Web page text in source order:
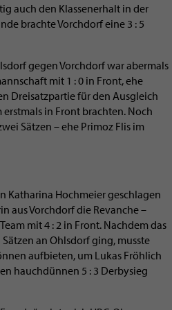
auch den Klassenerhalt in der
brachte Vorchdorf eine 3 : 5
gegen Vorchdorf war abermals
mit 1 : 0 in Front, ehe
Dreisatzpartie für den Ausgleich
in Front brachten. Noch
Sätzen – ehe Primoz Flis im
Katharina Hochmeier geschlagen
aus Vorchdorf die Revanche –
mit 4 : 2 in Front. Nachdem das
an Ohlsdorf ging, musste
aufbieten, um Lukas Fröhlich
hauchdünnen 5 : 3 Derbysieg